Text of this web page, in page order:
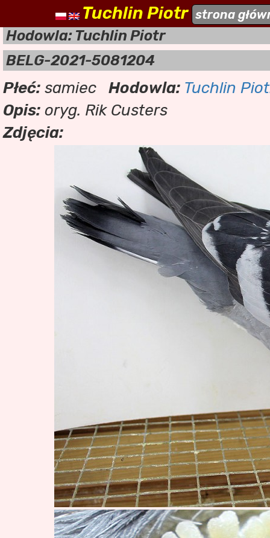
naszehodowle.pl
Tuchlin Piotr strona
Hodowla: Tuchlin Piotr
BELG-2021-5081204
Płeć: samiec Hodowla: Tuchlin
Opis: oryg. Rik Custers
Zdjęcia: